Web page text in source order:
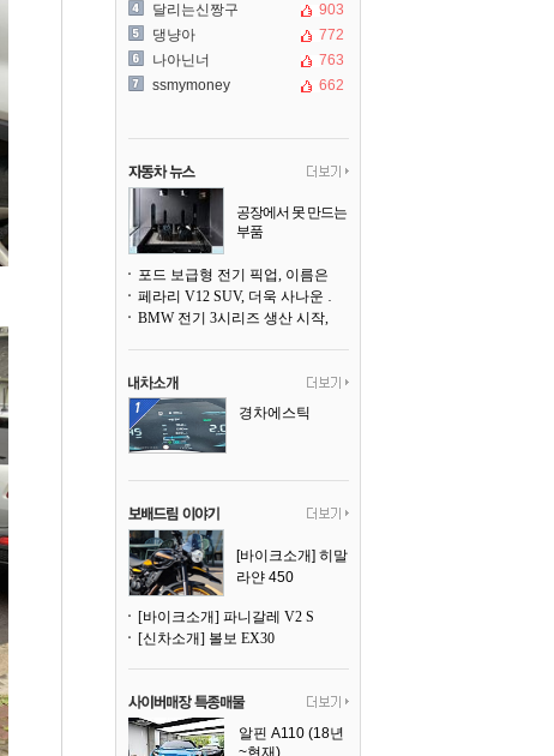
달리는신짱구
903
댕냥아
772
나아닌너
763
ssmymoney
662
공장에서 못 만드는
부품
어낸다
페라리 V12 SUV, 더욱 사나운 얼굴로 돌아온다
경차에스틱
[바이크소개] 히말
라얀 450
[바이크소개] 파니갈레 V2 S
[신차소개] 볼보 EX30
알핀 A110 (18년
~현재)